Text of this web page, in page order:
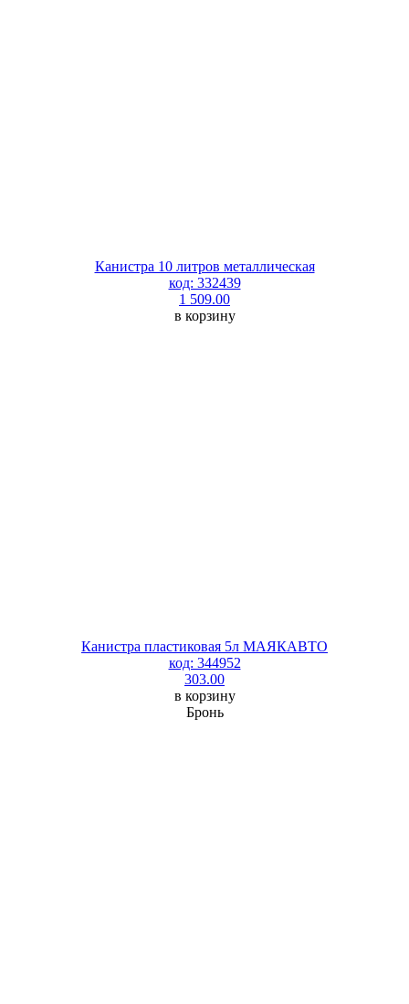
Канистра 10 литров металлическая
код: 332439
1 509.00
в корзину
Канистра пластиковая 5л МАЯКАВТО
код: 344952
303.00
в корзину
Бронь